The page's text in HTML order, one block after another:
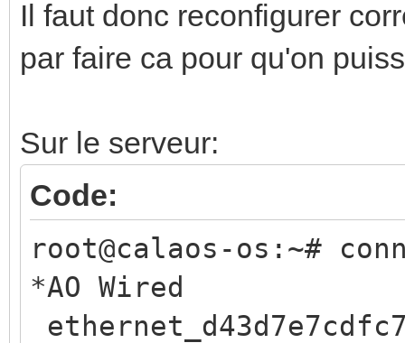
Il faut donc reconfigurer
par faire ca pour qu'on
Sur le serveur:
Code:
root@calaos-os:~#
*AO